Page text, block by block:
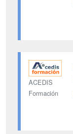
ACEDIS
Formación